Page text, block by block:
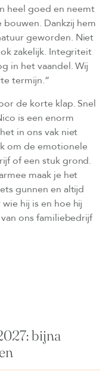
heel goed en neemt
Dankzij hem
geworden. Niet
zakelijk. Integriteit
in het vaandel. Wij
termijn.”
de korte klap. Snel
is een enorm
in ons vak niet
om de emotionele
of een stuk grond.
maak je het
gunnen en altijd
hij is en hoe hij
ons familiebedrijf
bijna